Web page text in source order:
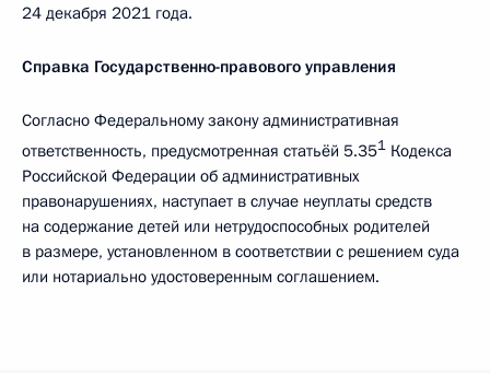
24 декабря 2021 года.
Справка Государственно-правового управления
Согласно Федеральному закону административная
ответственность, предусмотренная статьёй 5.351 Кодекса
Российской Федерации об административных
правонарушениях, наступает в случае неуплаты средств
на содержание детей или нетрудоспособных родителей
в размере, установленном в соответствии с решением суда
или нотариально удостоверенным соглашением.